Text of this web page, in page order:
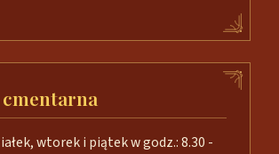
wtorek i piątek w godz.: 8.30 -